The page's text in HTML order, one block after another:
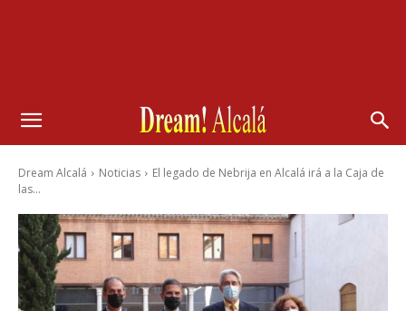
Dream Alcalá Noticias
El legado de Nebrija en Alcalá irá a la Caja de
las...